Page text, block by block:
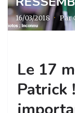
16/03/2018 · Par
Le 17
Patrick